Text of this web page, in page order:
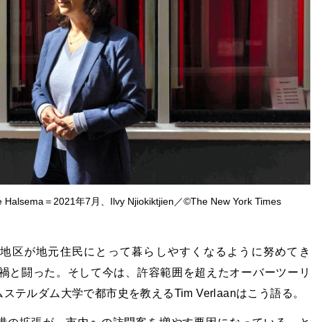
Halsema＝2021年7月、Ilvy Njiokiktjien／©The New York Times
区が地元住民にとって暮らしやすくなるように努めてき
と闘った。そして今は、許容範囲を超えたオーバーツーリ
テルダム大学で都市史を教えるTim Verlaanはこう語る。